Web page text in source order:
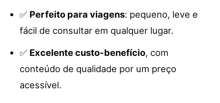
✅ Perfeito para viagens: pequeno, leve e
fácil de consultar em qualquer lugar.
✅ Excelente custo-benefício, com
conteúdo de qualidade por um preço
acessível.